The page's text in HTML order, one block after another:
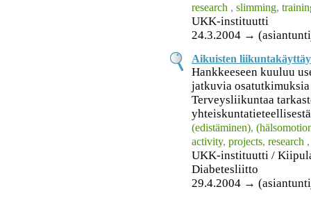
research , slimming,
UKK-instituutti
24.3.2004 →
Aikuisten
Hankkeeseen kuuluu
jatkuvia
Terveysliikuntaa
(edistäminen),
activity, projects, research
UKK-instituutti /
Diabetesliitto
29.4.2004 →